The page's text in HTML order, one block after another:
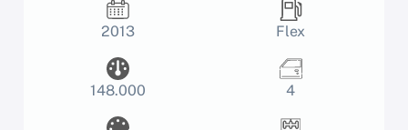
2013 Flex
148.000 4